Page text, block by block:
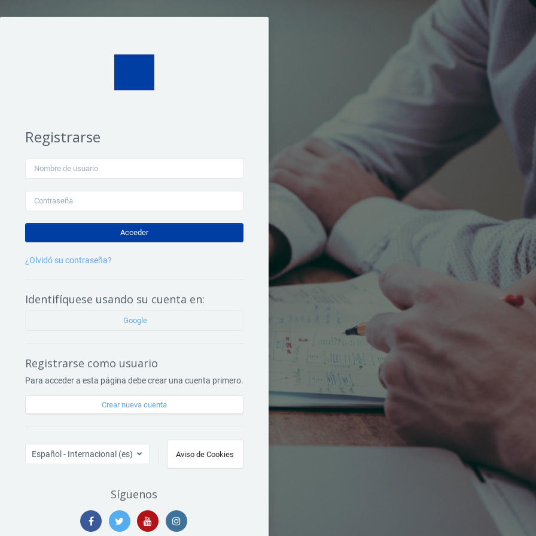
Saltar a creación de una nueva cuenta
Registrarse
Nombre de usuario
Contraseña
Acceder
¿Olvidó su contraseña?
Identifíquese usando su cuenta en:
Google
Registrarse como usuario
Para acceder a esta página debe crear una cuenta primero.
Crear nueva cuenta
Español - Internacional ‎(es)‎ Aviso de Cookies
Síguenos